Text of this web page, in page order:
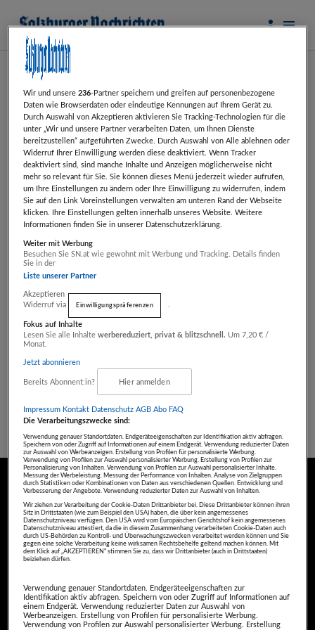
2 Ergebnisse
Pkw-Intensivtraining
ARBÖ
Bundesorganisation
Artikel beendet
Gutschein
Reifenwechsel
inklusive Einlagerung
De Autowoscha
Fuchsberger & Ristits
OG
ab nur
ZURÜCK NACH
OBEN
KONTAKT DATENSCHUTZ COOKIE
ÜBER UNS INFOS FÜR HÄNDLER
ABOANGEBOTE
VOREINSTELLUNGEN VERWALTEN
Wir und unsere236-Partner speichern und greifen auf personenbezogene
Daten wie Browserdaten oder eindeutige Kennungen auf Ihrem Gerät zu.
Durch Auswahl von Akzeptieren aktivieren Sie Tracking-Technologien für die
unter „Wir und unsere Partner verarbeiten Daten, um Ihnen Dienste
bereitzustellen“ aufgeführten Zwecke. Durch Auswahl von Alle ablehnen oder
Widerruf Ihrer Einwilligung werden diese deaktiviert. Wenn Tracker
deaktiviert sind, sind manche Inhalte und Anzeigen möglicherweise nicht
mehr so relevant für Sie. Sie können dieses Menü jederzeit wieder aufrufen,
um Ihre Einstellungen zu ändern oder Ihre Einwilligung zu widerrufen, indem
Sie auf den Link Voreinstellungen verwalten am unteren Rand der Webseite
klicken. Ihre Einstellungen gelten innerhalb unseres Website. Weitere
Informationen finden Sie in unserer Datenschutzerklärung.
Weiter mit Werbung
Besuchen Sie SN.at wie gewohnt mit Werbung und Tracking. Details finden
Sie in der
Liste unserer Partner
Akzeptieren
Widerruf via
Einwilligungspräferenzen
Fokus auf Inhalte
Lesen Sie alle Inhaltewerbereduziert, privat & blitzschnell. Um 7,20 € /
Monat.
Jetzt abonnieren
Bereits Abonnent:in? Hier anmelden
Impressum Kontakt Datenschutz AGB Abo FAQ
Die Verarbeitungszwecke sind:
Verwendung genauer Standortdaten. Endgeräteeigenschaften zur Identifikation aktiv abfragen.
Speichern von oder Zugriff auf Informationen auf einem Endgerät. Verwendung reduzierter Daten
zur Auswahl von Werbeanzeigen. Erstellung von Profilen für personalisierte Werbung.
Verwendung von Profilen zur Auswahl personalisierter Werbung. Erstellung von Profilen zur
Personalisierung von Inhalten. Verwendung von Profilen zur Auswahl personalisierter Inhalte.
Messung der Werbeleistung. Messung der Performance von Inhalten. Analyse von Zielgruppen
durch Statistiken oder Kombinationen von Daten aus verschiedenen Quellen. Entwicklung und
Verbesserung der Angebote. Verwendung reduzierter Daten zur Auswahl von Inhalten.
Wir ziehen zur Verarbeitung der Cookie-Daten Drittanbieter bei. Diese Drittanbieter können ihren
Sitz in Drittstaaten (wie zum Beispiel den USA) haben, die über kein angemessenes
Datenschutzniveau verfügen. Den USA wird vom Europäischen Gerichtshof kein angemessenes
Datenschutzniveau attestiert, da die in diesem Zusammenhang verarbeiteten Cookie-Daten auch
durch US-Behörden zu Kontroll- und Überwachungszwecken verarbeitet werden können und Sie
gegen eine solche Verarbeitung keine wirksamen Rechtsbehelfe geltend machen können. Mit
dem Klick auf „AKZEPTIEREN“ stimmen Sie zu, dass wir Drittanbieter (auch in Drittstaaten)
beiziehen dürfen.
Verwendung genauer Standortdaten. Endgeräteeigenschaften zur
Identifikation aktiv abfragen. Speichern von oder Zugriff auf Informationen auf
einem Endgerät. Verwendung reduzierter Daten zur Auswahl von
Werbeanzeigen. Erstellung von Profilen für personalisierte Werbung.
Verwendung von Profilen zur Auswahl personalisierter Werbung. Erstellung